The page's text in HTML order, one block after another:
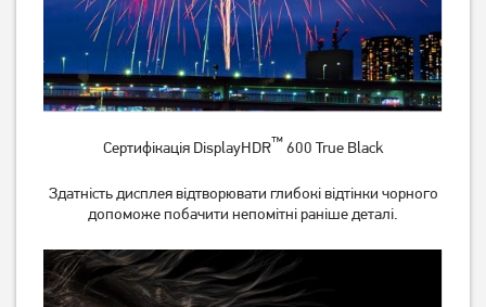
15 E1504FA Cool Silver
(E1504FA-BQ2835)
29 999грн
Ноутбук HP 15-fc0005nw
(CX5C3EA)
30 999
Сертифікація DisplayHDR™600 True Black
Здатність дисплея відтворювати глибокі відтінки чорного
допоможе побачити непомітні раніше деталі.